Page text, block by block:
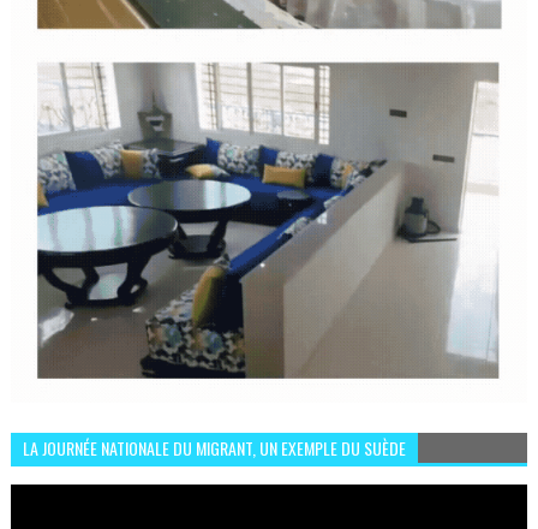
LA JOURNÉE NATIONALE DU MIGRANT, UN EXEMPLE DU SUÈDE